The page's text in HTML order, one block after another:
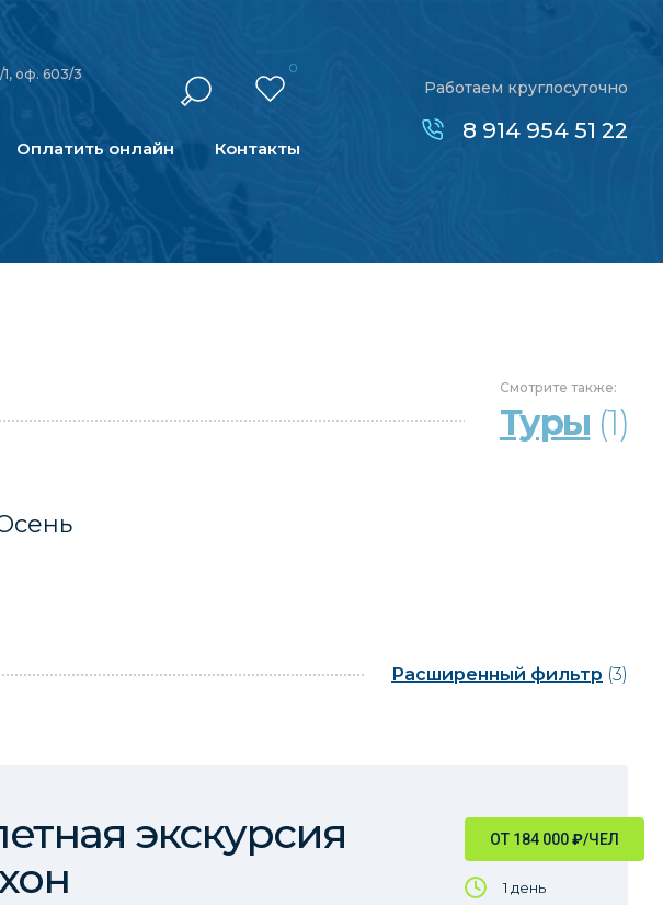
1, оф. 603/3 0
Оплатить онлайн Контакты
Работаем круглосуточно
8 914 954 51 22
Смотрите также:
Туры (1)
Расширенный фильтр (3)
ОТ 184 000₽/ЧЕЛ
1 день
экскурсия